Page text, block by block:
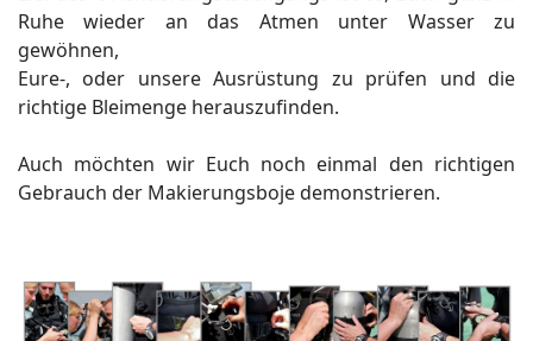
Ruhe wieder an das Atmen unter Wasser zu
gewöhnen,
Eure-, oder unsere Ausrüstung zu prüfen und die
richtige Bleimenge herauszufinden.
Auch möchten wir Euch noch einmal den richtigen
Gebrauch der Makierungsboje demonstrieren.